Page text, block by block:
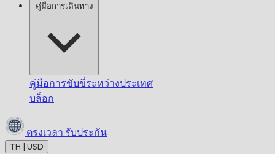
คู่มือการเดินทาง
คู่มือการขับขี่ระหว่างประเทศ
บล็อก
ตรงเวลา รับประกัน
TH | USD